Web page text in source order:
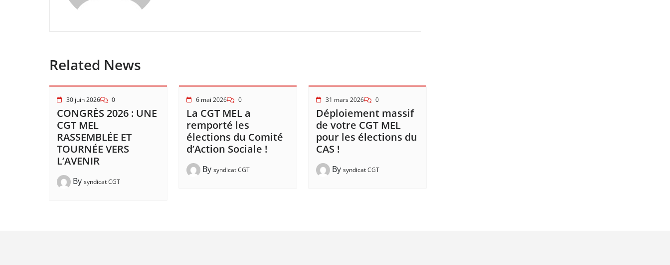
Related News
30 juin 2026 0
CONGRÈS 2026 : UNE
CGT MEL
RASSEMBLÉE ET
TOURNÉE VERS
L’AVENIR
By syndicat CGT
6 mai 2026 0
La CGT MEL a
remporté les
élections du Comité
d’Action Sociale !
By syndicat CGT
31 mars 2026 0
Déploiement massif
de votre CGT MEL
pour les élections du
CAS !
By syndicat CGT